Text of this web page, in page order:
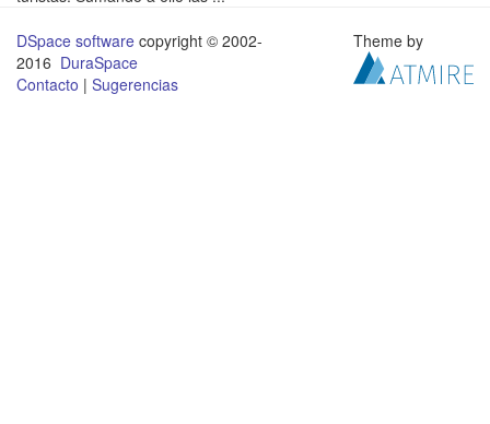
DSpace software copyright © 2002-
2016 DuraSpace
Contacto | Sugerencias
Theme by